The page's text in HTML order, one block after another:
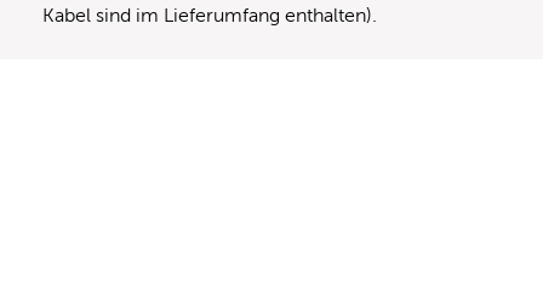
Kabel sind im Lieferumfang enthalten).